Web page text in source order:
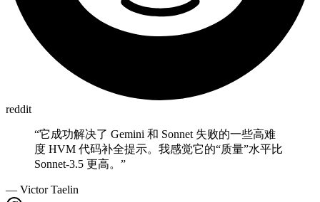
reddit
“它成功解决了 Gemini 和 Sonnet 失败的一些高难
度 HVM 代码补全提示。我感觉它的“质量”水平比
Sonnet-3.5 更高。 ”
— Victor Taelin